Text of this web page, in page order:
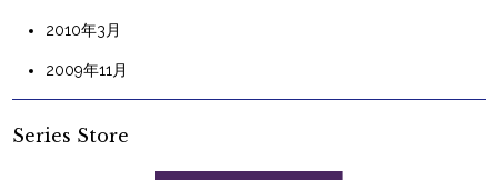
2010年3月
2009年11月
Series Store